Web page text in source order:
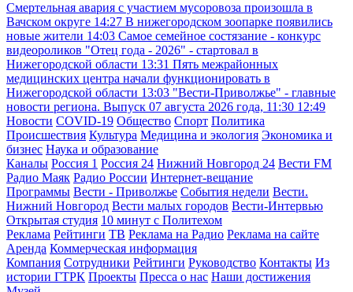
Смертельная авария с участием мусоровоза произошла в
Вачском округе 14:27 В нижегородском зоопарке появились
новые жители 14:03 Самое семейное состязание - конкурс
видеороликов "Отец года - 2026" - стартовал в
Нижегородской области 13:31 Пять межрайонных
медицинских центра начали функционировать в
Нижегородской области 13:03 "Вести-Приволжье" - главные
новости региона. Выпуск 07 августа 2026 года, 11:30 12:49
Новости COVID-19 Общество Спорт Политика
Происшествия Культура Медицина и экология Экономика и
бизнес Наука и образование
Каналы Россия 1 Россия 24 Нижний Новгород 24 Вести FM
Радио Маяк Радио России Интернет-вещание
Программы Вести - Приволжье События недели Вести.
Нижний Новгород Вести малых городов Вести-Интервью
Открытая студия 10 минут с Политехом
Реклама Рейтинги ТВ Реклама на Радио Реклама на сайте
Аренда Коммерческая информация
Компания Сотрудники Рейтинги Руководство Контакты Из
истории ГТРК Проекты Пресса о нас Наши достижения